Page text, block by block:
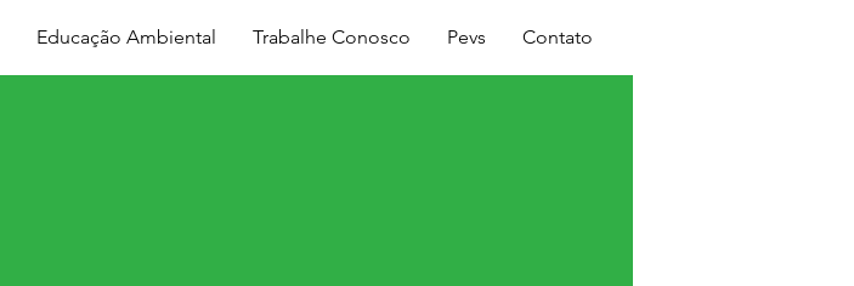
Educação Ambiental Trabalhe Conosco Pevs Contato